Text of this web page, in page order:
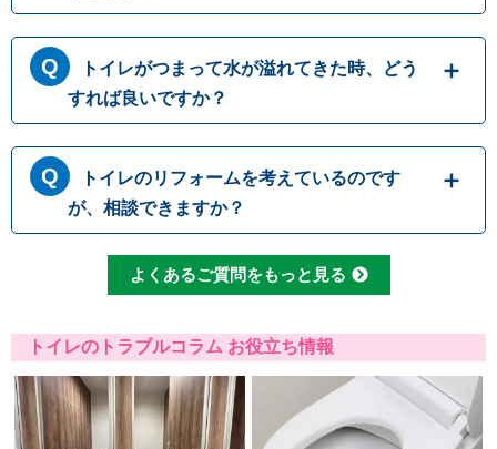
トイレットペーパーはトイレに流す前提に作ら
れておりますが、ティッシュペーパーは繊維の
結びつきが強くほどけにくいため、トイレに流
すと排水パイプ内でつまることがありますの
で、決して流さないでください。トイレットペ
ーパーも、一度に大量に流すとつまりの原因に
なるため、こまめに流したりウォシュレットを
りを予防することができます
トイレがつまって水が溢れてきた時、どう
すれば良いですか？
トイレにつまりが起きて水が流れて行かない時
には、無理に水を流すと溢れてしまう可能性が
あります。 原因として一番多いのは便器内で
のつまりですが、排管自体がつまっていたりト
イレの劣化によって引き起こされる場合もござ
います。どこでつまっているか原因をしっかり
トイレのリフォームを考えているのです
が、相談できますか？
もちろんです。水道職人では水漏れ・つまり修
理だけでなくトイレ交換やリフォームなど、幅
て使用可能な便器の種類も変わってまいります
ので、しっかりとした現場確認で最適なご提案
をさせて頂きます。
よくあるご質問をもっと見る
トイレのトラブルコラム お役立ち情報